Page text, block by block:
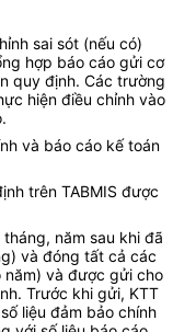
sai sót (nếu có)
hợp báo cáo gửi cơ
quy định. Các trường
hiện điều chỉnh vào
và báo cáo kế toán
trên TABMIS được
năm sau khi đã
và đóng tất cả các
năm) và được gửi cho
Trước khi gửi, KTT
liệu đảm bảo chính